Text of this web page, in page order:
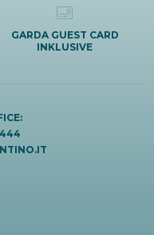
GARDA GUEST CARD
INKLUSIVE